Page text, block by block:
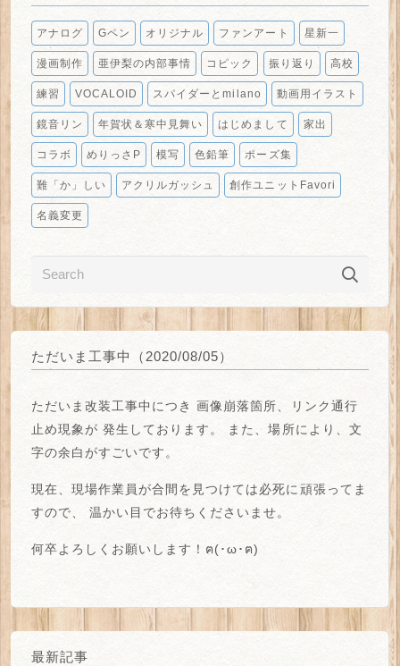
アナログ Gペン オリジナル ファンアート 星新一
漫画制作 亜伊梨の内部事情 コピック 振り返り 高校
練習 VOCALOID スパイダーとmilano 動画用イラスト
鏡音リン 年賀状＆寒中見舞い はじめまして 家出
コラボ めりっさP 模写 色鉛筆 ポーズ集
難「か」しい アクリルガッシュ 創作ユニットFavori
名義変更
ただいま工事中（2020/08/05）
ただいま改装工事中につき 画像崩落箇所、リンク通行
止め現象が 発生しております。 また、場所により、 文
字の余白がすごいです。
現在、現場作業員が合間を見つけては必死に頑張ってま
すので、
温かい目でお待ちくださいませ。
何卒よろしくお願いします！ฅ(･ω･ฅ)
最新記事